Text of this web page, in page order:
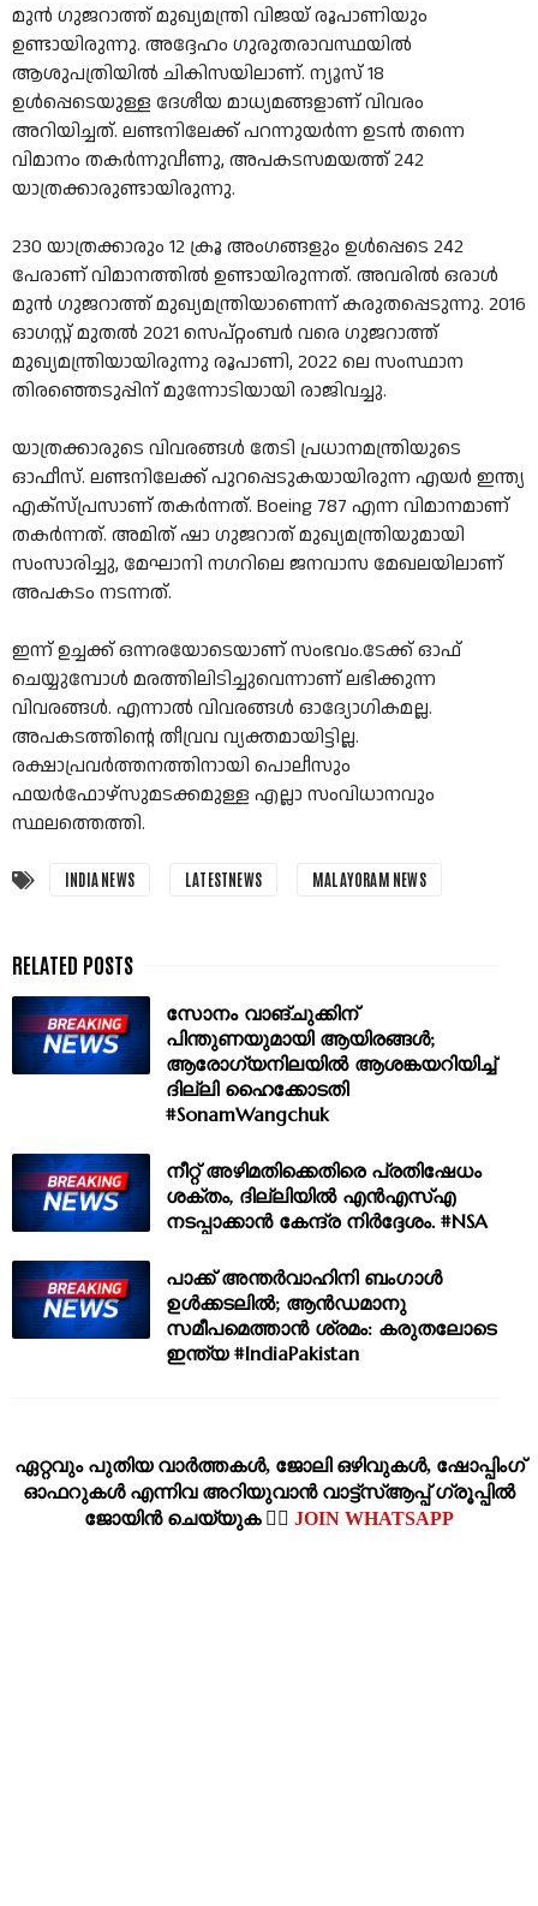
മുൻ ഗുജറാത്ത് മുഖ്യമന്ത്രി വിജയ് രൂപാണിയും
ഉണ്ടായിരുന്നു. അദ്ദേഹം ഗുരുതരാവസ്ഥയിൽ
ആശുപത്രിയിൽ ചികിസയിലാണ്. ന്യൂസ് 18
ഉൾപ്പെടെയുള്ള ദേശീയ മാധ്യമങ്ങളാണ് വിവരം
അറിയിച്ചത്. ലണ്ടനിലേക്ക് പറന്നുയർന്ന ഉടൻ തന്നെ
വിമാനം തകർന്നുവീണു, അപകടസമയത്ത് 242
യാത്രക്കാരുണ്ടായിരുന്നു.
230 യാത്രക്കാരും 12 ക്രൂ അംഗങ്ങളും ഉൾപ്പെടെ 242
പേരാണ് വിമാനത്തിൽ ഉണ്ടായിരുന്നത്. അവരിൽ ഒരാൾ
മുൻ ഗുജറാത്ത് മുഖ്യമന്ത്രിയാണെന്ന് കരുതപ്പെടുന്നു. 2016
ഓഗസ്റ്റ് മുതൽ 2021 സെപ്റ്റംബർ വരെ ഗുജറാത്ത്
മുഖ്യമന്ത്രിയായിരുന്നു രൂപാണി, 2022 ലെ സംസ്ഥാന
തിരഞ്ഞെടുപ്പിന് മുന്നോടിയായി രാജിവച്ചു.
യാത്രക്കാരുടെ വിവരങ്ങൾ തേടി പ്രധാനമന്ത്രിയുടെ
ഓഫീസ്. ലണ്ടനിലേക്ക് പുറപ്പെടുകയായിരുന്ന എയർ ഇന്ത്യ
എക്സ്‌പ്രസാണ് തകർന്നത്. Boeing 787 എന്ന വിമാനമാണ്
തകർന്നത്. അമിത് ഷാ ഗുജറാത് മുഖ്യമന്ത്രിയുമായി
സംസാരിച്ചു, മേഘാനി നഗറിലെ ജനവാസ മേഖലയിലാണ്
അപകടം നടന്നത്.
ഇന്ന് ഉച്ചക്ക് ഒന്നരയോടെയാണ് സംഭവം.ടേക്ക് ഓഫ്
ചെയ്യുമ്പോള്‍ മരത്തിലിടിച്ചുവെന്നാണ് ലഭിക്കുന്ന
വിവരങ്ങള്‍. എന്നാൽ വിവരങ്ങൾ ഓദ്യോ​ഗികമല്ല.
അപകടത്തിന്റെ തീവ്രവ വ്യക്തമായിട്ടില്ല.
രക്ഷാപ്രവര്‍ത്തനത്തിനായി പൊലീസും
ഫയര്‍ഫോഴ്സുമടക്കമുള്ള എല്ലാ സംവിധാനവും
സ്ഥലത്തെത്തി.
INDIA NEWS LATESTNEWS MALAYORAM NEWS
സോനം വാങ്‌ചുക്കിന്
പിന്തുണയുമായി ആയിരങ്ങൾ;
ആരോഗ്യനിലയിൽ ആശങ്കയറിയിച്ച്
ദില്ലി ഹൈക്കോടതി
#SonamWangchuk
നീറ്റ് അഴിമതിക്കെതിരെ പ്രതിഷേധം
ശക്തം, ദില്ലിയിൽ എൻഎസ്എ
നടപ്പാക്കാൻ കേന്ദ്ര നിർദ്ദേശം. #NSA
പാക്ക് അന്തർവാഹിനി ബംഗാൾ
ഉൾക്കടലിൽ; ആൻഡമാനു
സമീപമെത്താൻ ശ്രമം: കരുതലോടെ
ഇന്ത്യ #IndiaPakistan
ഏറ്റവും പുതിയ വാര്‍ത്തകള്‍, ജോലി ഒഴിവുകള്‍, ഷോപ്പിംഗ്‌
ഓഫറുകള്‍ എന്നിവ അറിയുവാന്‍ വാട്ട്സ്ആപ്പ് ഗ്രൂപ്പില്‍
ജോയിന്‍ ചെയ്യുക 👉🏽 JOIN WHATSAPP